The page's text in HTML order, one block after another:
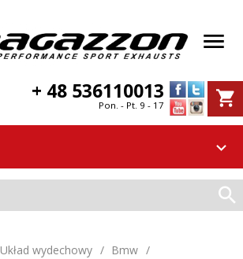
+ 48 536110013
Pon. - Pt. 9 - 17
Układ wydechowy
Bmw